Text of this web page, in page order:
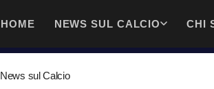
HOME NEWS SUL CALCIO CHI
News sul Calcio